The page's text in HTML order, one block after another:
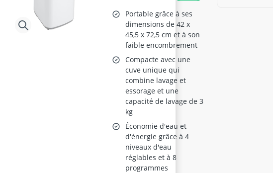
Portable grâce à ses
dimensions de 42 x
45,5 x 72,5 cm et à son
faible encombrement
Compacte avec une
cuve unique qui
combine lavage et
essorage et une
capacité de lavage de 3
kg
Économie d'eau et
d'énergie grâce à 4
niveaux d'eau
réglables et à 8
programmes